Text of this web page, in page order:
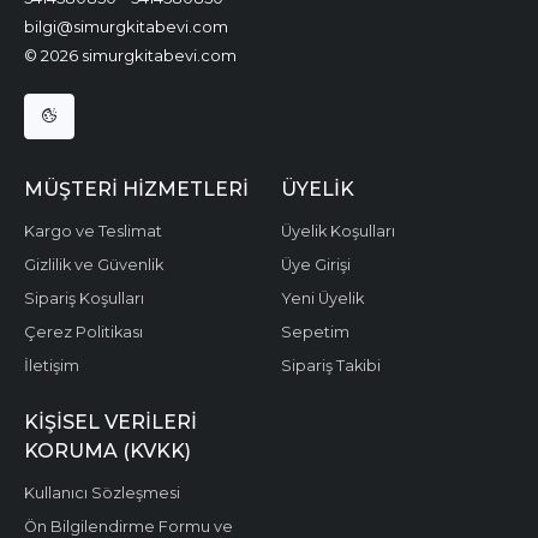
bilgi@simurgkitabevi.com
© 2026 simurgkitabevi.com
MÜŞTERI HIZMETLERI
Kargo ve Teslimat
Gizlilik ve Güvenlik
Sipariş Koşulları
Çerez Politikası
İletişim
ÜYELIK
Üyelik Koşulları
Üye Girişi
Yeni Üyelik
Sepetim
Sipariş Takibi
KIŞISEL VERILERI
KORUMA (KVKK)
Kullanıcı Sözleşmesi
Ön Bilgilendirme Formu ve